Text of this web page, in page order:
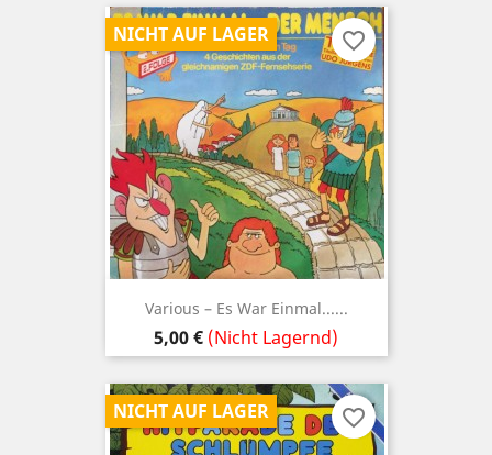
Various ‎– Es War Einmal......
Preis
5,00 € (Nicht Lagernd)
NICHT AUF LAGER favorite_border
NICHT AUF LAGER favorite_border